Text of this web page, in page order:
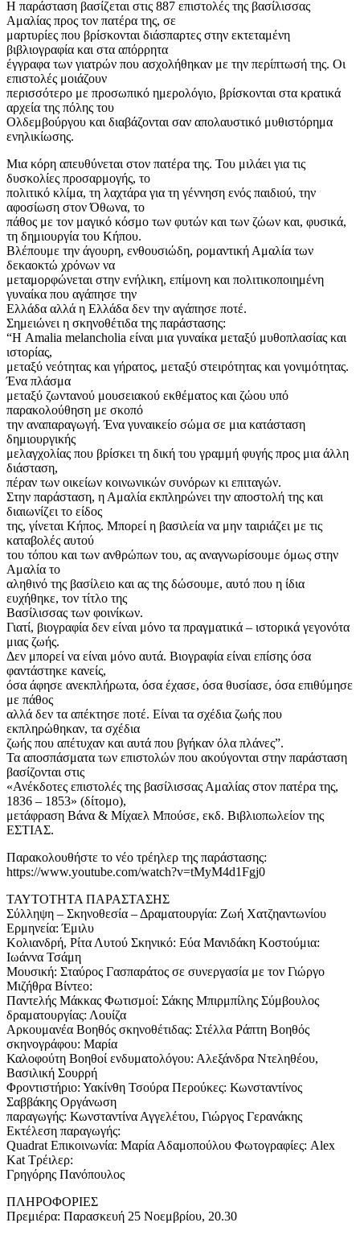
Η παράσταση βασίζεται στις 887 επιστολές της βασίλισσας
Αμαλίας προς τον πατέρα της, σε
μαρτυρίες που βρίσκονται διάσπαρτες στην εκτεταμένη
βιβλιογραφία και στα απόρρητα
έγγραφα των γιατρών που ασχολήθηκαν με την περίπτωσή της. Οι
επιστολές μοιάζουν
περισσότερο με προσωπικό ημερολόγιο, βρίσκονται στα κρατικά
αρχεία της πόλης του
Ολδεμβούργου και διαβάζονται σαν απολαυστικό μυθιστόρημα
ενηλικίωσης.
Μια κόρη απευθύνεται στον πατέρα της. Του μιλάει για τις
δυσκολίες προσαρμογής, το
πολιτικό κλίμα, τη λαχτάρα για τη γέννηση ενός παιδιού, την
αφοσίωση στον Όθωνα, το
πάθος με τον μαγικό κόσμο των φυτών και των ζώων και, φυσικά,
τη δημιουργία του Κήπου.
Βλέπουμε την άγουρη, ενθουσιώδη, ρομαντική Αμαλία των
δεκαοκτώ χρόνων να
μεταμορφώνεται στην ενήλικη, επίμονη και πολιτικοποιημένη
γυναίκα που αγάπησε την
Ελλάδα αλλά η Ελλάδα δεν την αγάπησε ποτέ.
Σημειώνει η σκηνοθέτιδα της παράστασης:
“Η Amalia melancholia είναι μια γυναίκα μεταξύ μυθοπλασίας και
ιστορίας,
μεταξύ νεότητας και γήρατος, μεταξύ στειρότητας και γονιμότητας.
Ένα πλάσμα
μεταξύ ζωντανού μουσειακού εκθέματος και ζώου υπό
παρακολούθηση με σκοπό
την αναπαραγωγή. Ένα γυναικείο σώμα σε μια κατάσταση
δημιουργικής
μελαγχολίας που βρίσκει τη δική του γραμμή φυγής προς μια άλλη
διάσταση,
πέραν των οικείων κοινωνικών συνόρων κι επιταγών.
Στην παράσταση, η Αμαλία εκπληρώνει την αποστολή της και
διαιωνίζει το είδος
της, γίνεται Κήπος. Μπορεί η βασιλεία να μην ταιριάζει με τις
καταβολές αυτού
του τόπου και των ανθρώπων του, ας αναγνωρίσουμε όμως στην
Αμαλία το
αληθινό της βασίλειο και ας της δώσουμε, αυτό που η ίδια
ευχήθηκε, τον τίτλο της
Βασίλισσας των φοινίκων.
Γιατί, βιογραφία δεν είναι μόνο τα πραγματικά – ιστορικά γεγονότα
μιας ζωής.
Δεν μπορεί να είναι μόνο αυτά. Βιογραφία είναι επίσης όσα
φαντάστηκε κανείς,
όσα άφησε ανεκπλήρωτα, όσα έχασε, όσα θυσίασε, όσα επιθύμησε
με πάθος
αλλά δεν τα απέκτησε ποτέ. Είναι τα σχέδια ζωής που
εκπληρώθηκαν, τα σχέδια
ζωής που απέτυχαν και αυτά που βγήκαν όλα πλάνες”.
Τα αποσπάσματα των επιστολών που ακούγονται στην παράσταση
βασίζονται στις
«Ανέκδοτες επιστολές της βασίλισσας Αμαλίας στον πατέρα της,
1836 – 1853» (δίτομο),
μετάφραση Βάνα & Μίχαελ Μπούσε, εκδ. Βιβλιοπωλείον της
ΕΣΤΙΑΣ.
Παρακολουθήστε το νέο τρέηλερ της παράστασης:
https://www.youtube.com/watch?v=tMyM4d1Fgj0
ΤΑΥΤΟΤΗΤΑ ΠΑΡΑΣΤΑΣΗΣ
Σύλληψη – Σκηνοθεσία – Δραματουργία: Ζωή Χατζηαντωνίου
Ερμηνεία: Έμιλυ
Κολιανδρή, Ρίτα Λυτού Σκηνικό: Εύα Μανιδάκη Κοστούμια:
Ιωάννα Τσάμη
Μουσική: Σταύρος Γασπαράτος σε συνεργασία με τον Γιώργο
Μιζήθρα Βίντεο:
Παντελής Μάκκας Φωτισμοί: Σάκης Μπιρμπίλης Σύμβουλος
δραματουργίας: Λουίζα
Αρκουμανέα Βοηθός σκηνοθέτιδας: Στέλλα Ράπτη Βοηθός
σκηνογράφου: Μαρία
Καλοφούτη Βοηθοί ενδυματολόγου: Αλεξάνδρα Ντεληθέου,
Βασιλική Σουρρή
Φροντιστήριο: Υακίνθη Τσούρα Περούκες: Κωνσταντίνος
Σαββάκης Οργάνωση
παραγωγής: Κωνσταντίνα Αγγελέτου, Γιώργος Γερανάκης
Εκτέλεση παραγωγής:
Quadrat Επικοινωνία: Μαρία Αδαμοπούλου Φωτογραφίες: Alex
Kat Τρέιλερ:
Γρηγόρης Πανόπουλος
ΠΛΗΡΟΦΟΡΙΕΣ
Πρεμιέρα: Παρασκευή 25 Νοεμβρίου, 20.30